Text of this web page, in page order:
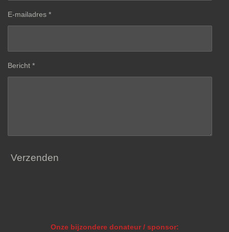
E-mailadres *
Bericht *
Verzenden
Onze bijzondere donateur / sponsor: